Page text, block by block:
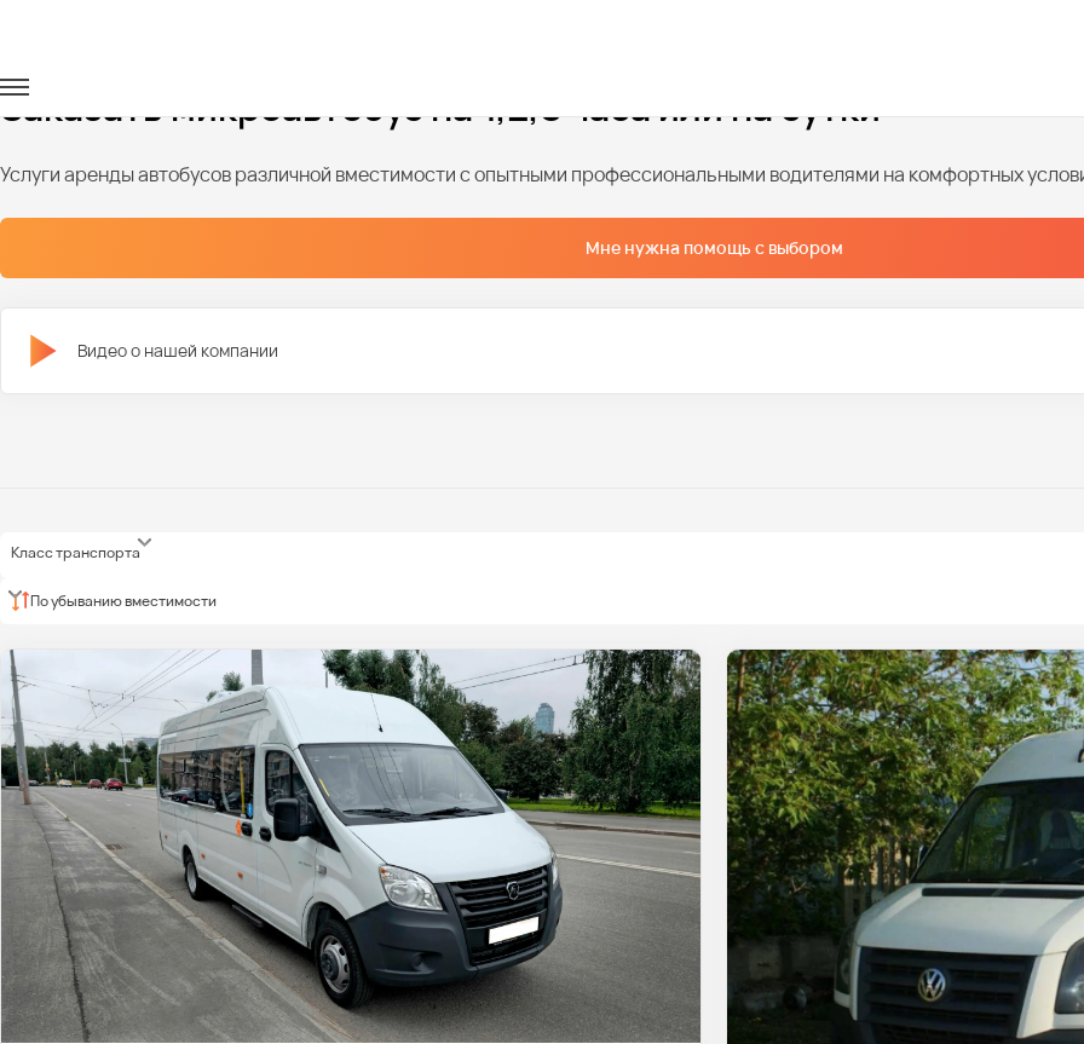
Заказать микроавтобус на 1,2,3 часа или на сутки
Услуги аренды автобусов различной вместимости с опытными профессиональными водителями на комфортных
Мне нужна помощь с выбором
Видео о нашей компании
Класс транспорта
По убыванию вместимости